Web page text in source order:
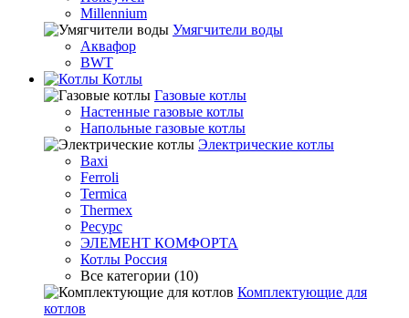
Millennium
Умягчители воды
Аквафор
BWT
Котлы
Гaзовые котлы
Настенные газовые котлы
Напольные газовые котлы
Электрические котлы
Baxi
Ferroli
Termica
Thermex
Ресурс
ЭЛЕМЕНТ КОМФОРТА
Котлы Россия
Все категории (10)
Комплектующие для
котлов